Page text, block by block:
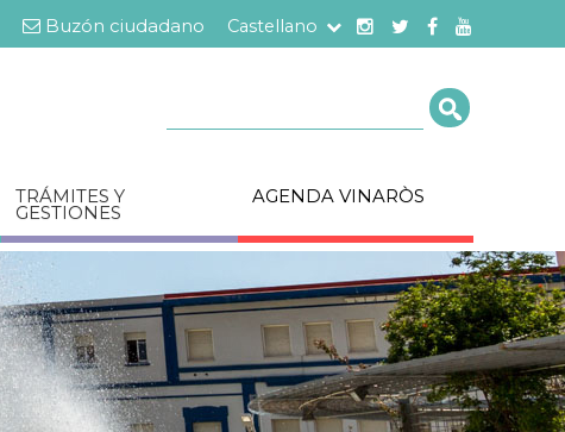
Buzón ciudadano Castellano
TRÁMITES Y
GESTIONES
AGENDA VINARÒS